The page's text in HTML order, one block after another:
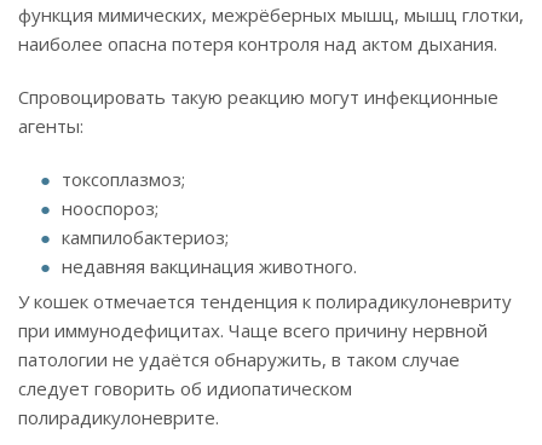
функция мимических, межрёберных мышц, мышц глотки,
наиболее опасна потеря контроля над актом дыхания.
Спровоцировать такую реакцию могут инфекционные
агенты:
токсоплазмоз;
нооспороз;
кампилобактериоз;
недавняя вакцинация животного.
У кошек отмечается тенденция к полирадикулоневриту
при иммунодефицитах. Чаще всего причину нервной
патологии не удаётся обнаружить, в таком случае
следует говорить об идиопатическом
полирадикулоневрите.